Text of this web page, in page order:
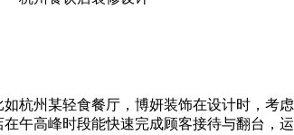
杭州某轻食餐厅，博妍装饰在设计时，考
午高峰时段能快速完成顾客接待与翻台，运